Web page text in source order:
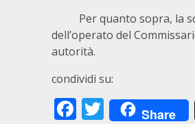
Per quanto sopra, la
dell’operato del
autorità.
condividi su:
Facebook
Twitter
Share